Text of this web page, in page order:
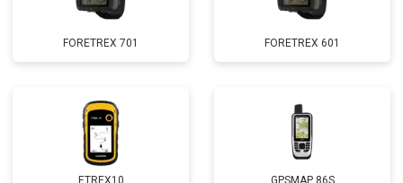
FORETREX 701 FORETREX 601
ETREX10 GPSMAP 86S